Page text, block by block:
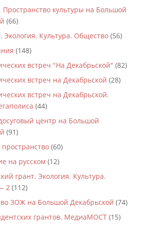
Пространство культуры на Большой
(66)
Экология. Культура. Общество(56)
(148)
встреч "На Декабрьской" (82)
встреч на Декабрьской (28)
встреч на Декабрьской.
(44)
центр на Большой
(91)
(60)
на русском (12)
грант. Экология. Культура.
2(112)
ЗОЖ на Большой Декабрьской (74)
грантов. МедиаМОСТ(15)